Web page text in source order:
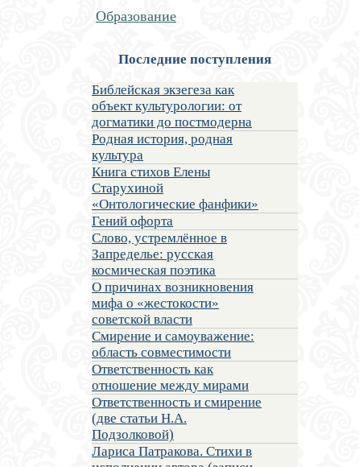
Образование
Последние поступления
Библейская экзегеза как
объект культурологии: от
догматики до постмодерна
Родная история, родная
культура
Книга стихов Елены
Старухиной
«Онтологические фанфики»
Гений офорта
Слово, устремлённое в
Запределье: русская
космическая поэтика
О причинах возникновения
мифа о «жестокости»
советской власти
Смирение и самоуважение:
область совместимости
Ответственность как
отношение между мирами
Ответственность и смирение
(две статьи Н.А.
Подзолковой)
Лариса Патракова. Стихи в